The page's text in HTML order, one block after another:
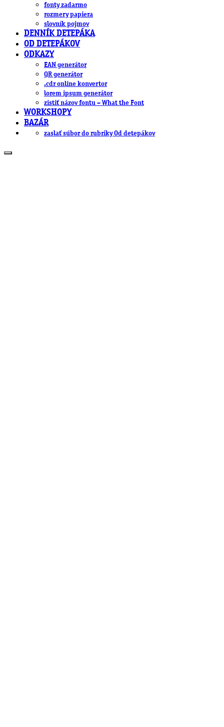
fonty zadarmo
rozmery papiera
slovník pojmov
DENNÍK DETEPÁKA
OD DETEPÁKOV
ODKAZY
EAN generátor
QR generátor
.cdr online konvertor
lorem ipsum generátor
zistiť názov fontu – What the Font
WORKSHOPY
BAZÁR
zaslať súbor do rubriky Od detepákov